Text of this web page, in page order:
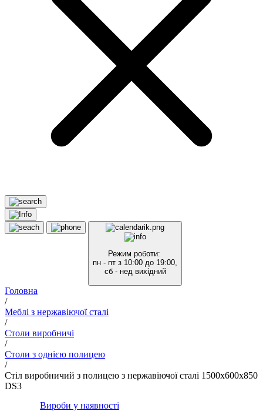
Режим роботи:
пн - пт з 10:00 до 19:00,
сб - нед вихідний
Головна
/
Меблі з нержавіючої сталі
/
Столи виробничі
/
Столи з однією полицею
/
Стіл виробничий з полицею з нержавіючої сталі 1500х600х850
DS3
Вироби у наявності